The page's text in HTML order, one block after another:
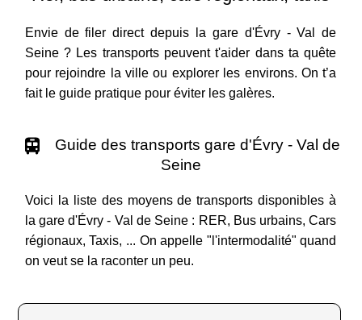
Envie de filer direct depuis la gare d'Évry - Val de
Seine ? Les transports peuvent t'aider dans ta quête
pour rejoindre la ville ou explorer les environs. On t’a
fait le guide pratique pour éviter les galères.
Guide des transports gare d'Évry - Val de
Seine
Voici la liste des moyens de transports disponibles à
la gare d'Évry - Val de Seine : RER, Bus urbains, Cars
régionaux, Taxis, ... On appelle "l'intermodalité" quand
on veut se la raconter un peu.